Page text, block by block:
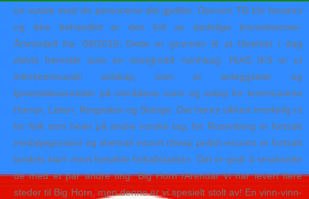
en avtale med de personene det gjelder. Dersom TB blir forsømt
og ikke behandlet er den full av dødelige konsekvenser.
Årsmodell fra: 08/2010; Dette er grunnen til at Ulvehiet i dag
delvis fremstår som en overgrodd ruinhaug. HIAS IKS er et
interkommunalt selskap, som er anleggseier og
tjenesteleverandør på områdene vann og avløp for kommunene
Hamar, Løten, Ringsaker og Stange. Det høres sikkert merkelig ut
for folk som heier på andre norske lag, for Rosenborg er fortsatt
medaljegrossist og shemail escort cheap polish escorts er fortsatt
landets klart mest besøkte fotballstadion. Det er godt å smaksette
de med et par andre ting. Big Horn /Arendal Vi har levert flere
steder til Big Horn, men denne er vi spesielt stolt av! En vinn-vinn-